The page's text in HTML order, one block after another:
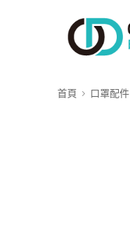
首頁 口罩配件